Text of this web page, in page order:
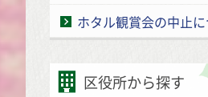
ホタル観賞会の中止
区役所から探す